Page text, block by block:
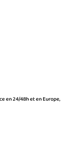
en 24/48h et en Europe,